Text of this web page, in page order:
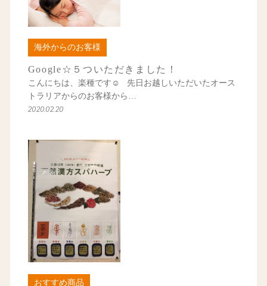
海外からのお客様
Google☆５ついただきました！
こんにちは、楽種です☺ 先日お越しいただいたオース
トラリアからのお客様から…
2020.02.20
おすすめ商品